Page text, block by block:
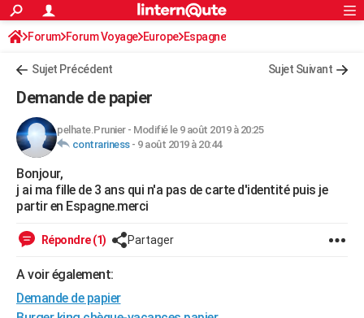
ACTUALITÉS
Politique
Société
Faits Divers
Education
Monde
Villes
+
FINANCE
Retraite
Impôts
Epargne
Immobilier
Risques naturels par ville
Banque
Assurance
Crédit
AUTO
Essais
Réserver un essai
Citadines
Berlines
SUV
Forum auto
+HIGH-TECH
Mobiles
Meilleur smartphone
Internet
Ordinateurs
Jeux vidéo
Guide high-tech
+
Forum
Aménagement intérieur
Extérieur
Cuisine
Salle de bains
Jardinage
Rangement
WEEK-END
Guides de France
Escapades
Patrimoine
Expositions
Musées
Week-end nature
+LIFESTYLE
Art de vivre
Bien-être
Loisirs
Mode
Modes de vie
S'inscrire
Connexion
Forum Forum Voyage Europe Espagne
Sujet Précédent Sujet Suivant
Demande de papier
pelhate.Prunier- Modifié le 9 août 2019 à 20:25
contrariness- 9 août 2019 à 20:44
Bonjour,
j ai ma fille de 3 ans qui n'a pas de carte d'identité puis je
partir en Espagne.merci
Répondre (1) Partager
A voir également:
Demande de papier